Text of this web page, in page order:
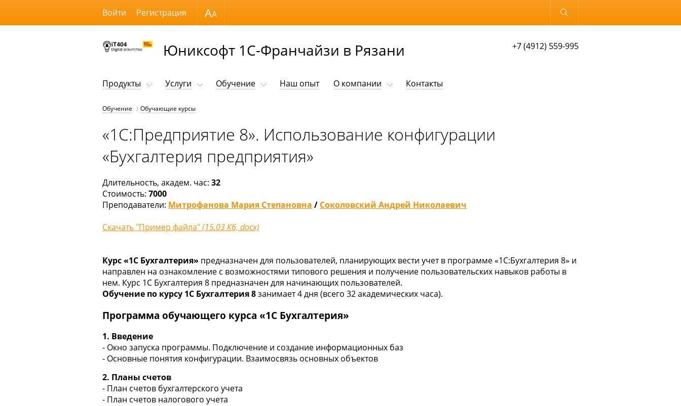
Размер шрифта Обычная версия
Юниксофт 1С-Франчайзи в Рязани +7 (4912) 559-995
Войти Регистрация
Продукты Услуги Обучение Наш опыт О компании Контакты
Обучение Обучающие курсы
«1С:Предприятие 8». Использование конфигурации
«Бухгалтерия предприятия»
Длительность, академ. час: 32
Стоимость: 7000
Преподаватели: Митрофанова Мария Степановна / Соколовский Андрей Николаевич
Скачать "Пример файла"(15.03 Кб, docx)
Курс «1С Бухгалтерия» предназначен для пользователей, планирующих вести учет в программе «1С:Бухгалтерия 8» и
направлен на ознакомление с возможностями типового решения и получение пользовательских навыков работы в
нем. Курс 1С Бухгалтерия 8 предназначен для начинающих пользователей.
Обучение по курсу 1С Бухгалтерия 8занимает 4 дня (всего 32 академических часа).
Программа обучающего курса «1С Бухгалтерия»
1. Введение
- Окно запуска программы. Подключение и создание информационных баз
- Основные понятия конфигурации. Взаимосвязь основных объектов
2. Планы счетов
- План счетов бухгалтерского учета
- План счетов налогового учета